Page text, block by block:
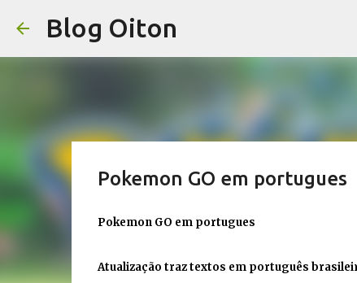
Blog Oiton
Pokemon GO em portugues
Pokemon GO em portugues
Atualização traz textos em português